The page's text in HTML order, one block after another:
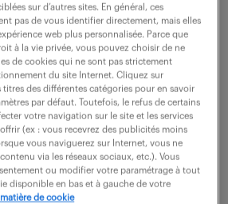
€ / an
Secteur dirige et anime un réseau
région ou d'une Business
Spécialistes). Rattaché au
il est le garant du...
sur d’autres sites. En général, ces
pas de vous identifier directement, mais elles
web plus personnalisée. Parce que
à la vie privée, vous pouvez choisir de ne
de cookies qui ne sont pas strictement
du site Internet. Cliquez sur
titres des différentes catégories pour en savoir
par défaut. Toutefois, le refus de certains
votre navigation sur le site et les services
(ex : vous recevrez des publicités moins
vous naviguerez sur Internet, vous ne
via les réseaux sociaux, etc.). Vous
ou modifier votre paramétrage à tout
disponible en bas et à gauche de votre
de cookie